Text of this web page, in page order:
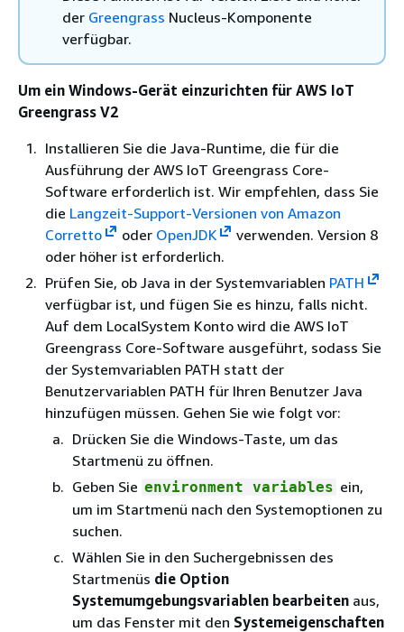
der Greengrass Nucleus-Komponente
verfügbar.
Um ein Windows-Gerät einzurichten für AWS IoT
Greengrass V2
Installieren Sie die Java-Runtime, die für die
Ausführung der AWS IoT Greengrass Core-
Software erforderlich ist. Wir empfehlen, dass Sie
die Langzeit-Support-Versionen von Amazon
Corretto
oder OpenJDK
verwenden. Version 8
oder höher ist erforderlich.
Prüfen Sie, ob Java in der Systemvariablen PATH
verfügbar ist, und fügen Sie es hinzu, falls nicht.
Auf dem LocalSystem Konto wird die AWS IoT
Greengrass Core-Software ausgeführt, sodass Sie
der Systemvariablen PATH statt der
Benutzervariablen PATH für Ihren Benutzer Java
hinzufügen müssen. Gehen Sie wie folgt vor:
Drücken Sie die Windows-Taste, um das
Startmenü zu öffnen.
Geben Sie environment variables ein,
um im Startmenü nach den Systemoptionen zu
suchen.
Wählen Sie in den Suchergebnissen des
Startmenüs die Option
Systemumgebungsvariablen bearbeiten aus,
um das Fenster mit den Systemeigenschaften